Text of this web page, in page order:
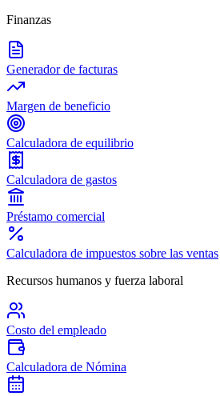
Finanzas
Generador de facturas
Margen de beneficio
Calculadora de equilibrio
Calculadora de gastos
Préstamo comercial
Calculadora de impuestos sobre las ventas
Recursos humanos y fuerza laboral
Costo del empleado
Calculadora de Nómina